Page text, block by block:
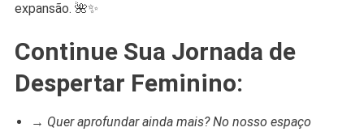
expansão. 🌺✨
Continue Sua Jornada de
Despertar Feminino:
→ Quer aprofundar ainda mais? No nosso espaço